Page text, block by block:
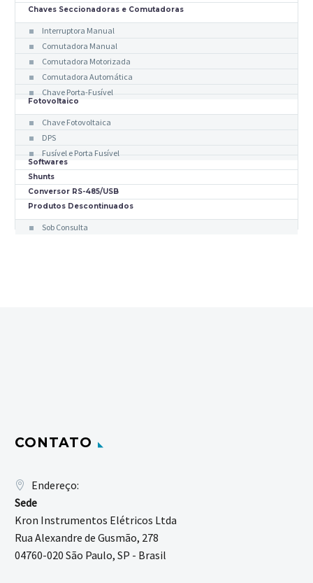
Chaves Seccionadoras e Comutadoras
Interruptora Manual
Comutadora Manual
Comutadora Motorizada
Comutadora Automática
Chave Porta-Fusível
Fotovoltaico
Chave Fotovoltaica
DPS
Fusível e Porta Fusível
Softwares
Shunts
Conversor RS-485/USB
Produtos Descontinuados
Sob Consulta
CONTATO
Endereço:
Sede
Kron Instrumentos Elétricos Ltda
Rua Alexandre de Gusmão, 278
04760-020 São Paulo, SP - Brasil